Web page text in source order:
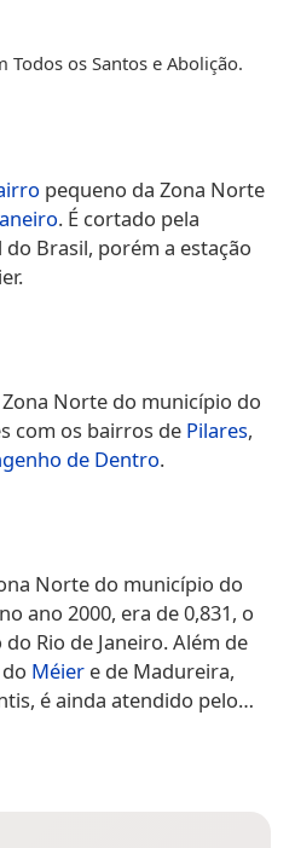
os Santos e Abolição.
pequeno da Zona Norte
. É cortado pela
Brasil, porém a estação
Norte do município do
com os bairros de Pilares,
de Dentro.
Norte do município do
ano 2000, era de 0,831, o
Rio de Janeiro. Além de
Méier e de Madureira,
é ainda atendido pelo…